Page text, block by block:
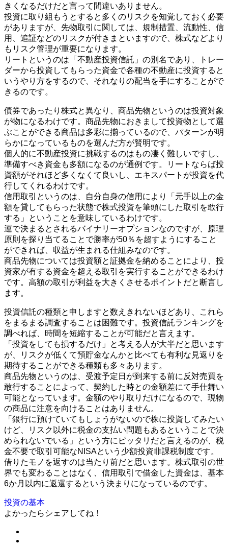
きくなるだけだと言って間違いありません。
投資に取り組もうとすると多くのリスクを知覚しておく必要
がありますが、先物取引に関しては、規制措置、流動性、信
用、追証などのリスクが付きまといますので、株式などより
もリスク管理が重要になります。
リートというのは「不動産投資信託」の別名であり、トレー
ダーから投資してもらった資金で各種の不動産に投資すると
いうやり方をするので、それなりの配当を手にすることがで
きるのです。
債券であったり株式と異なり、商品先物というのは投資対象
が物になるわけです。商品先物におきまして投資物として選
ぶことができる商品は多彩に揃っているので、パターンが明
らかになっているものを選んだ方が賢明です。
個人的に不動産投資に挑戦するのはもの凄く難しいですし、
準備すべき資金も多額になるのが通例です。リートならば投
資額がそれほど多くなくて良いし、エキスパートが投資を代
行してくれるわけです。
信用取引というのは、自分自身の信用により「元手以上の金
額を貸してもらった状態で株式投資を筆頭にした取引を敢行
する」ということを意味しているわけです。
運で決まるとされるバイナリーオプションなのですが、原理
原則を探り当てることで勝率が50％を超すようにすること
ができれば、収益が生まれる仕組みなのです。
商品先物については投資額と証拠金を納めることにより、投
資家が有する資金を超える取引を実行することができるわけ
です。高額の取引が利益を大きくさせるポイントだと断言し
ます。
投資信託の種類と申しますと数えきれないほどあり、これら
をまるまる調査することは困難です。投資信託ランキングを
調べれば、時間を短縮することが可能だと言えます。
「投資をしても損するだけ」と考える人が大半だと思います
が、リスクが低くて預貯金なんかと比べても有利な見返りを
期待することができる種類も多々あります。
商品先物というのは、受渡予定日が到来する前に反対売買を
敢行することによって、契約した時との金額差にて手仕舞い
可能となっています。金額のやり取りだけになるので、現物
の商品に注意を向けることはありません。
「銀行に預けていてもしょうがないので株に投資してみたい
けど、リスク以外に税金の支払い問題もあるということで決
められないでいる」という方にピッタリだと言えるのが、税
金不要で取引可能なNISAという少額投資非課税制度です。
借りたモノを返すのは当たり前だと思います。株式取引の世
界でも変わることはなく、信用取引で借金した資金は、基本
6か月以内に返還するという決まりになっているのです。
投資の基本
よかったらシェアしてね！